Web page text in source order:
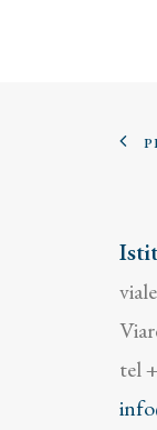
tel